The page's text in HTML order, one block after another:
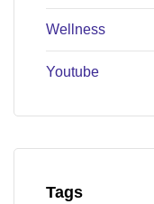
Wellness
Youtube
Tags